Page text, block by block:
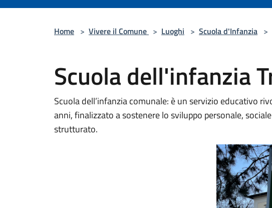
Home > Vivere il Comune > Luoghi > Scuola d'Infanzia >
Scuola dell'infanzia
Scuola dell’infanzia comunale: è un servizio educativo
anni, finalizzato a sostenere lo sviluppo personale,
strutturato.